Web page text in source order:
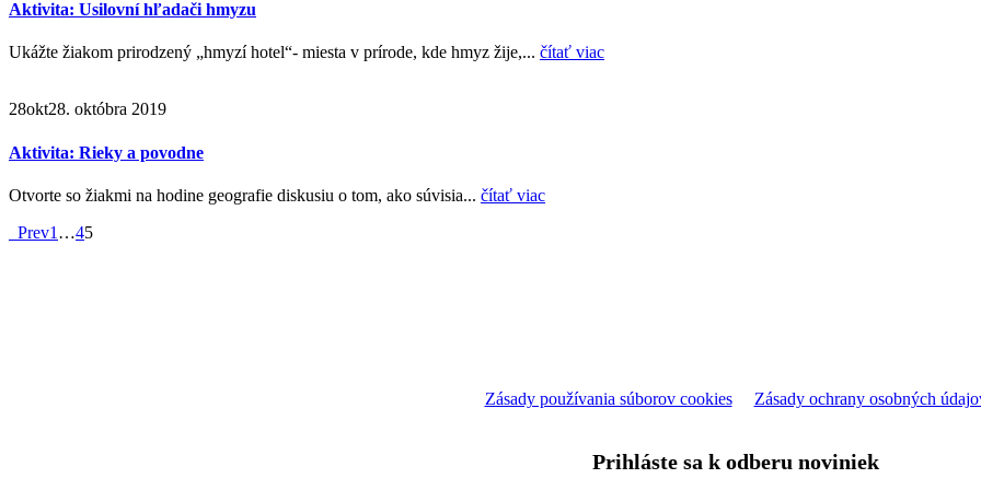
Aktivita: Usilovní hľadači hmyzu
Ukážte žiakom prirodzený „hmyzí hotel“- miesta v prírode, kde hmyz žije,... čítať viac
28okt28. októbra 2019
Aktivita: Rieky a povodne
Otvorte so žiakmi na hodine geografie diskusiu o tom, ako súvisia... čítať viac
Prev1 …45
Zásady používania súborov cookies Zásady ochrany osobných
Prihláste sa k odberu noviniek